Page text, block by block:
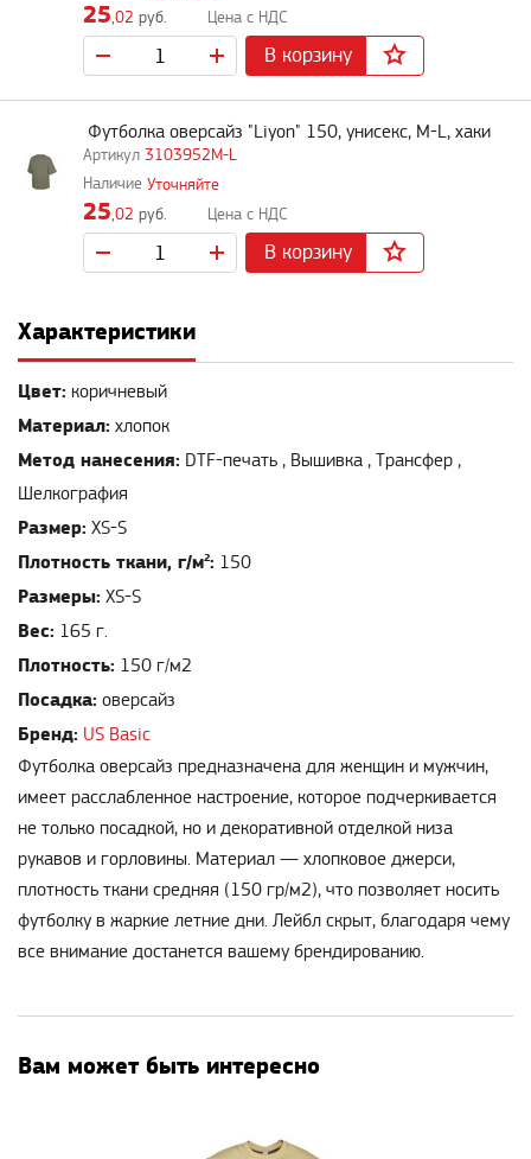
25,02 руб.
В корзину
3103952M-L
Футболка оверсайз "Liyon" 150, унисекс, M-L, хаки
Уточняйте
25,02 руб.
В корзину
Характеристики
Цвет: коричневый
Материал: хлопок
Метод нанесения:
Шелкография
Размер: XS-S
Плотность ткани, г/м²: 150
Размеры: XS-S
Вес: 165 г.
Плотность: 150 г/м2
Посадка: оверсайз
Бренд: US Basic
Футболка оверсайз предназначена для женщин и мужчин,
имеет расслабленное настроение, которое подчеркивается
не только посадкой, но и декоративной отделкой низа
рукавов и горловины. Материал — хлопковое джерси,
плотность ткани средняя (150 гр/м2), что позволяет носить
футболку в жаркие летние дни. Лейбл скрыт, благодаря чему
все внимание достанется вашему брендированию.
Вам может быть интересно